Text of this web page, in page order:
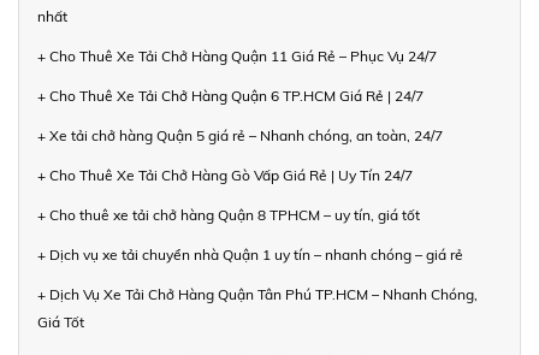
nhất
+ Cho Thuê Xe Tải Chở Hàng Quận 11 Giá Rẻ – Phục Vụ 24/7
+ Cho Thuê Xe Tải Chở Hàng Quận 6 TP.HCM Giá Rẻ | 24/7
+ Xe tải chở hàng Quận 5 giá rẻ – Nhanh chóng, an toàn, 24/7
+ Cho Thuê Xe Tải Chở Hàng Gò Vấp Giá Rẻ | Uy Tín 24/7
+ Cho thuê xe tải chở hàng Quận 8 TPHCM – uy tín, giá tốt
+ Dịch vụ xe tải chuyển nhà Quận 1 uy tín – nhanh chóng – giá rẻ
+ Dịch Vụ Xe Tải Chở Hàng Quận Tân Phú TP.HCM – Nhanh Chóng,
Giá Tốt